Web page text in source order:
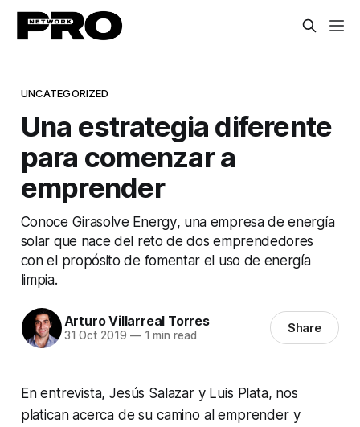
UNCATEGORIZED
Una estrategia diferente
para comenzar a
emprender
Conoce Girasolve Energy, una empresa de energía
solar que nace del reto de dos emprendedores
con el propósito de fomentar el uso de energía
limpia.
Arturo Villarreal Torres
31 Oct 2019 —1 min read Share
En entrevista, Jesús Salazar y Luis Plata, nos
platican acerca de su camino al emprender y